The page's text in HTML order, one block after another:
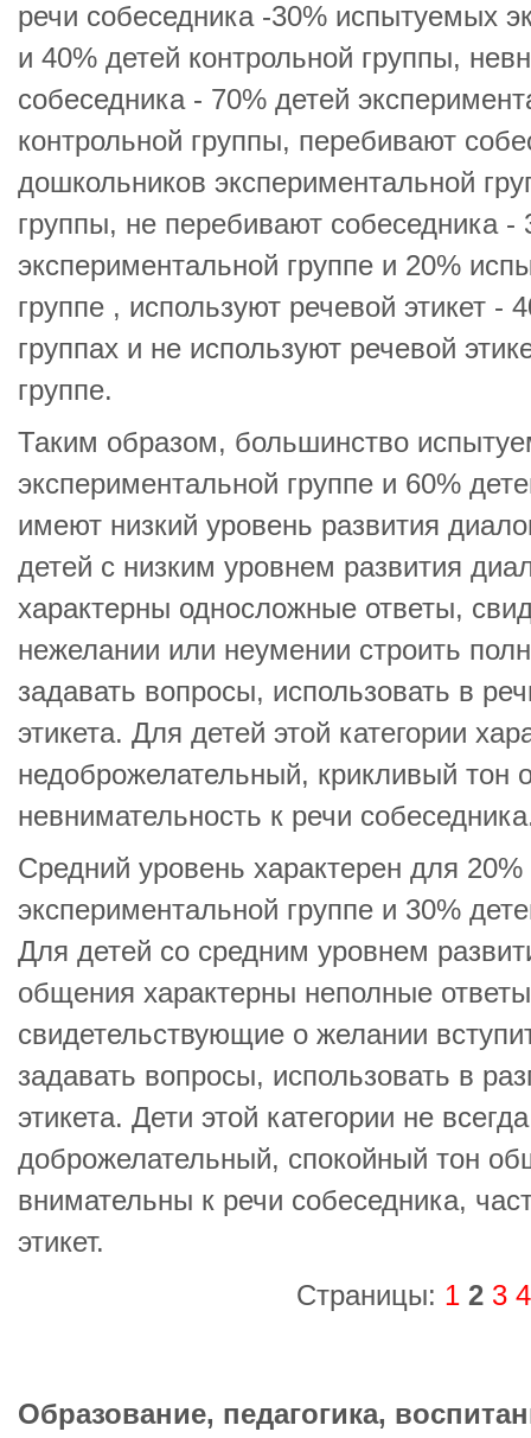
речи собеседника -30% испытуемых
и 40% детей контрольной группы,
собеседника - 70% детей
контрольной группы, перебивают
дошкольников экспериментальной
группы, не перебивают собеседника -
экспериментальной группе и 20%
группе , используют речевой этикет -
группах и не используют речевой
группе.
Таким образом, большинство
экспериментальной группе и 60%
имеют низкий уровень развития
детей с низким уровнем развития
характерны односложные ответы,
нежелании или неумении строить
задавать вопросы, использовать в
этикета. Для детей этой категории
недоброжелательный, крикливый тон
невнимательность к речи
Средний уровень характерен для
экспериментальной группе и 30%
Для детей со средним уровнем
общения характерны неполные
свидетельствующие о желании
задавать вопросы, использовать в
этикета. Дети этой категории не
доброжелательный, спокойный тон
внимательны к речи собеседника,
этикет.
Страницы: 1 2 3 4
Образование, педагогика,